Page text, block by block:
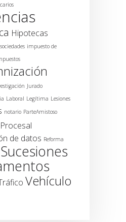
Hipotecas
impuesto de
Jurado
Laboral Legítima Lesiones
notario ParteAmistoso
Procesal
de datos Reforma
Sucesiones
Vehículo